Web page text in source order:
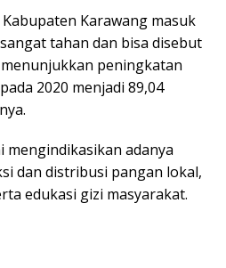
Karawang masuk
tahan dan bisa disebut
peningkatan
2020 menjadi 89,04
mengindikasikan adanya
dan distribusi pangan lokal,
edukasi gizi masyarakat.